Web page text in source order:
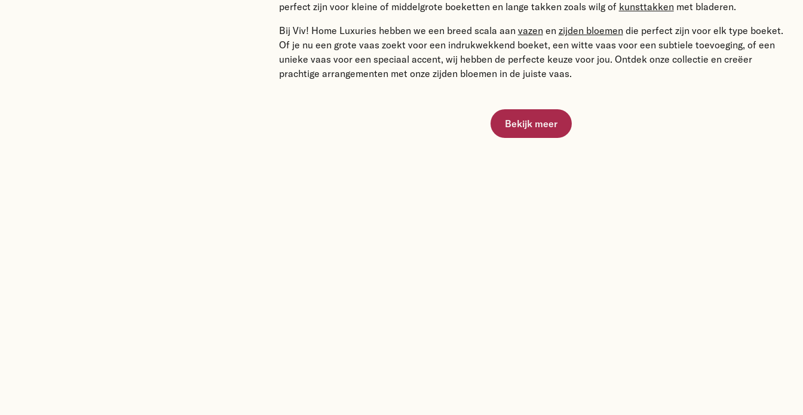
perfect zijn voor kleine of middelgrote boeketten en lange takken zoals wilg of kunsttakken met bladeren.
Bij Viv! Home Luxuries hebben we een breed scala aan vazen en zijden bloemen die perfect zijn voor elk type boeket.
Of je nu een grote vaas zoekt voor een indrukwekkend boeket, een witte vaas voor een subtiele toevoeging, of een
unieke vaas voor een speciaal accent, wij hebben de perfecte keuze voor jou. Ontdek onze collectie en creëer
prachtige arrangementen met onze zijden bloemen in de juiste vaas.
Bekijk meer